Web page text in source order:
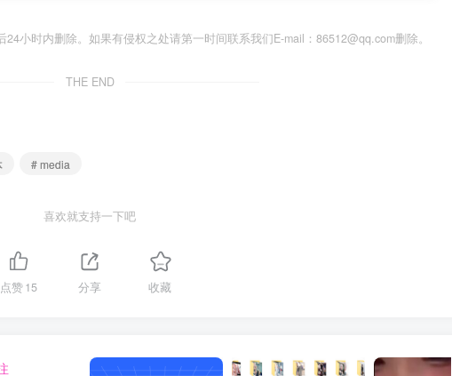
小时内删除。如果有侵权之处请第一时间联系我们E-mail：86512@qq.com删除。
THE END
# media
喜欢就支持一下吧
点赞15 分享 收藏